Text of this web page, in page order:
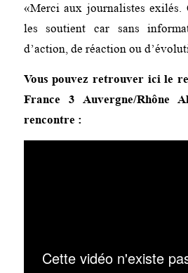
«Merci aux journalistes exilés.
les soutient car sans
d’action, de réaction ou
Vous pouvez retrouver ici le
France 3 Auvergne/Rhône
rencontre :